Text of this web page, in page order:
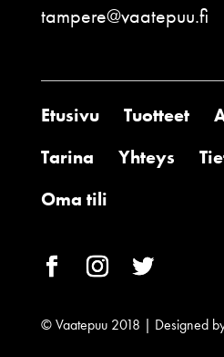
tampere@vaatepuu.fi
Etusivu Tuotteet
Tarina
Yhteys
Oma tili
© Vaatepuu 2018 | Designed